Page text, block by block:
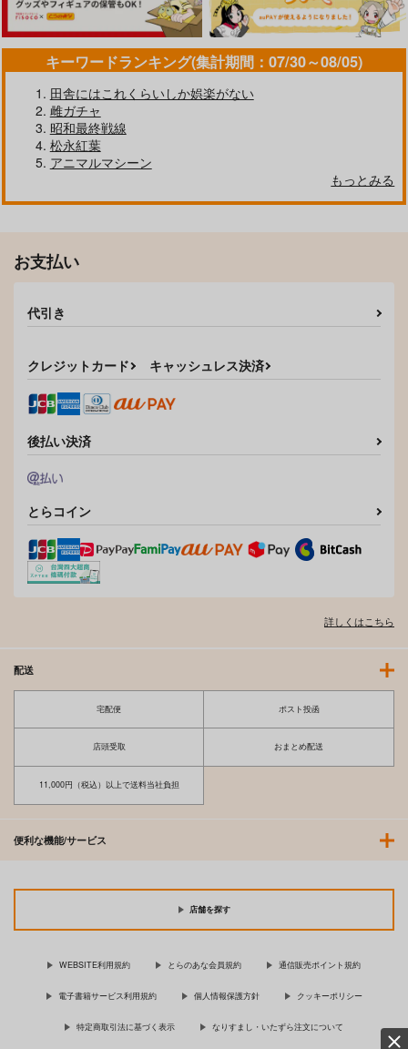
キーワードランキング(集計期間：07/30～08/05)
田舎にはこれくらいしか娯楽がない
雌ガチャ
昭和最終戦線
松永紅葉
アニマルマシーン
もっとみる
お支払い
代引き
クレジットカード キャッシュレス決済
後払い決済
とらコイン
詳しくはこちら
配送
宅配便 ポスト投函
店頭受取 おまとめ配送
11,000円（税込）以上で送料当社負担
便利な機能/サービス
店舗を探す
WEBSITE利用規約 とらのあな会員規約 通信販売ポイント規約
電子書籍サービス利用規約 個人情報保護方針 クッキーポリシー
特定商取引法に基づく表示 なりすまし・いたずら注文について